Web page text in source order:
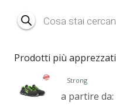
Products
search
Prodotti più apprezzati
Strong
a partire da: